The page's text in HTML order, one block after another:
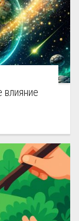
влияние